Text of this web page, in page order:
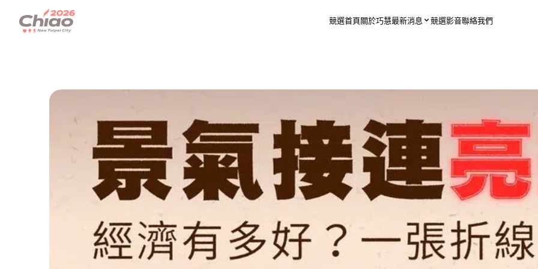
競選首頁關於巧慧最新消息 競選影音聯絡我們